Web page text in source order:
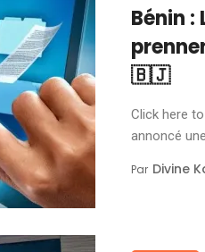
Bénin
🇧🇯
Click here
annoncé
Par Divine